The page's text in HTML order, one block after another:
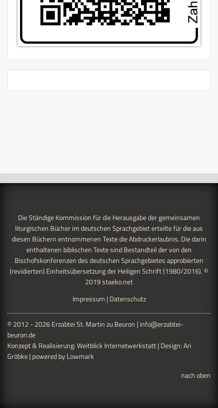
Die Ständige Kommission für die Herausgabe der gemeinsamen
liturgischen Bücher im deutschen Sprachgebiet erteilte für die aus
diesen Büchern entnommenen Texte die Abdruckerlaubnis. Die darin
enthaltenen biblischen Texte sind Bestandteil der von den
Bischofskonferenzen des deutschen Sprachgebietes approbierten
(revidierten) Einheitsübersetzung der Heiligen Schrift (1980/2016). ©
2019staeko.net
Impressum | Datenschutz
© 2012 - 2026 Erzabtei St. Martin zu Beuron | info@erzabtei-
beuron.de
Konzept & Realisierung:Weitblick Internetwerkstatt| Design:Ari
Gröbke| powered byLowmark
nach oben